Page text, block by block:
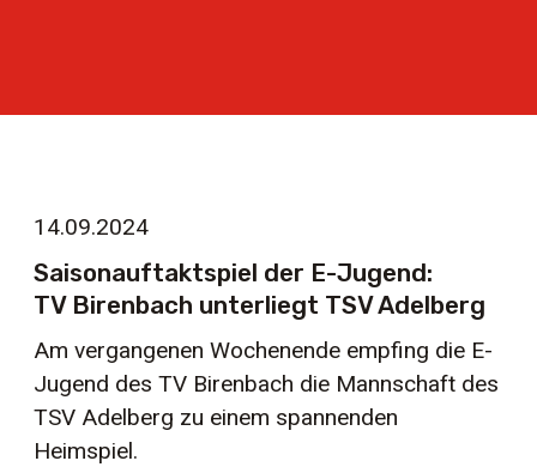
14.09.2024
Saisonauftaktspiel der E-Jugend:
TV Birenbach unterliegt TSV Adelberg
Am vergangenen Wochenende empfing die E-
Jugend des TV Birenbach die Mannschaft des
TSV Adelberg zu einem spannenden
Heimspiel.